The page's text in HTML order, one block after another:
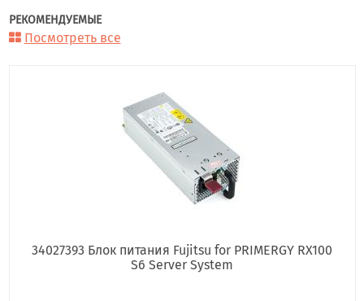
РЕКОМЕНДУЕМЫЕ
Посмотреть все
34027393 Блок питания Fujitsu for PRIMERGY RX100
S6 Server System